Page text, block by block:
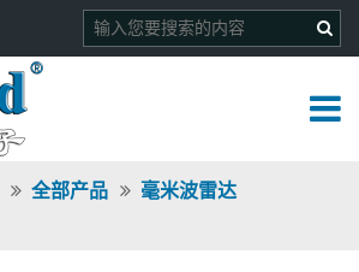
全部产品
毫米波雷达